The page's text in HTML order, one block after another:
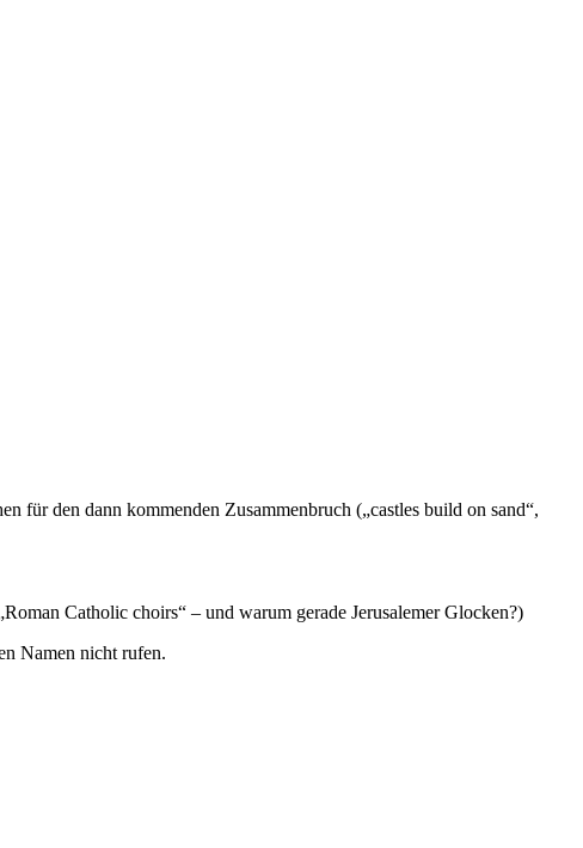
für den dann kommenden Zusammenbruch („castles build on sand“,
Catholic choirs“ – und warum gerade Jerusalemer Glocken?)
Namen nicht rufen.